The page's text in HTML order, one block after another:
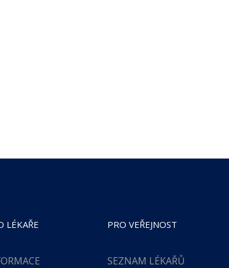
LÉKAŘE PRO VEŘEJNOST
SEZNAM LÉKAŘŮ